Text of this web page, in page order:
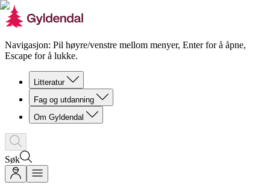
Navigasjon: Pil høyre/venstre mellom menyer, Enter for å åpne,
Escape for å lukke.
Litteratur
Fag og utdanning
Om Gyldendal
Søk